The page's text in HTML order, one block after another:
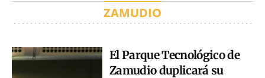
ZAMUDIO
El Parque Tecnológico de
Zamudio duplicará su